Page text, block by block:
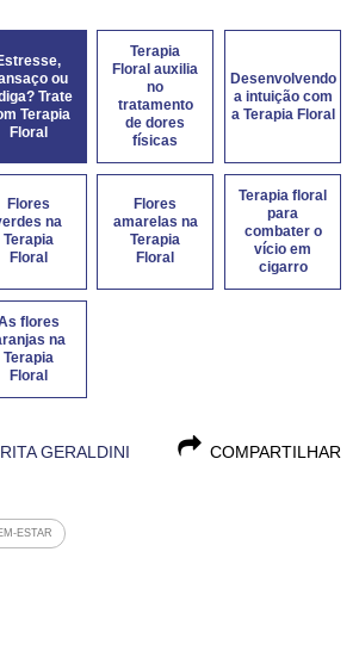
ou
Trate
Terapia
Floral
Terapia
Floral auxilia
no
tratamento
de dores
físicas
Desenvolvendo
a intuição com
a Terapia Floral
Flores
na
Terapia
Floral
Flores
amarelas na
Terapia
Floral
Terapia floral
para
combater o
vício em
cigarro
flores
na
Terapia
Floral
COMPARTILHAR
GERALDINI
ESTAR